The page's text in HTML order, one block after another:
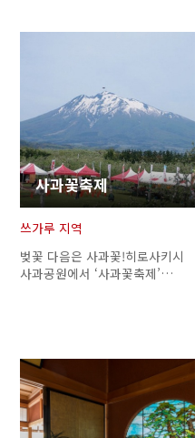
사과꽃축제
쓰가루 지역
벚꽃 다음은 사과꽃!히로사키시
사과공원에서 ‘사과꽃축제’…